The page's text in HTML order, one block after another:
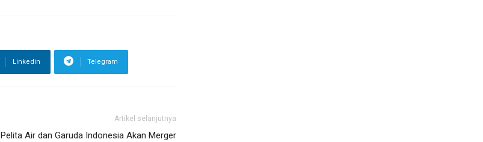
Linkedin Telegram
Artikel selanjutnya
Pelita Air dan Garuda Indonesia Akan Merger